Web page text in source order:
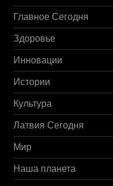
Главное Сегодня
Здоровье
Инновации
Истории
Культура
Латвия Сегодня
Мир
Наша планета